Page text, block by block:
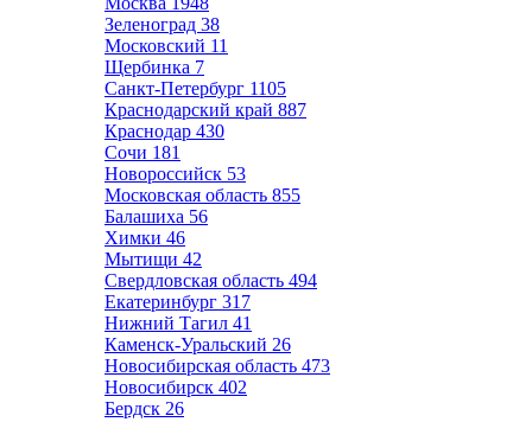
Зеленоград 38
Московский 11
Щербинка 7
Санкт-Петербург 1105
Краснодарский край 887
Краснодар 430
Сочи 181
Новороссийск 53
Московская область 855
Балашиха 56
Химки 46
Мытищи 42
Свердловская область 494
Екатеринбург 317
Нижний Тагил 41
Каменск-Уральский 26
Новосибирская область 473
Новосибирск 402
Бердск 26